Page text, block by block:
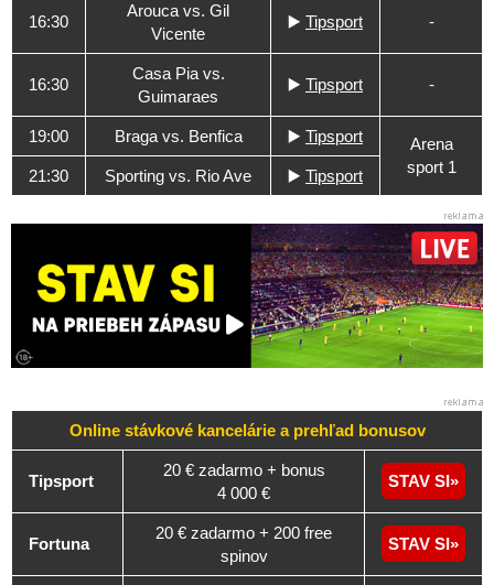
16:30
Arouca vs. Gil
Vicente
▶️ Tipsport -
16:30
Casa Pia vs.
Guimaraes
▶️ Tipsport -
19:00 Braga vs. Benfica ▶️ Tipsport
Arena
sport 1
21:30 Sporting vs. Rio Ave ▶️ Tipsport
Online stávkové kancelárie a prehľad bonusov
Tipsport
20 € zadarmo + bonus
4 000 €
STAV SI
Fortuna
20 € zadarmo + 200 free
spinov
STAV SI